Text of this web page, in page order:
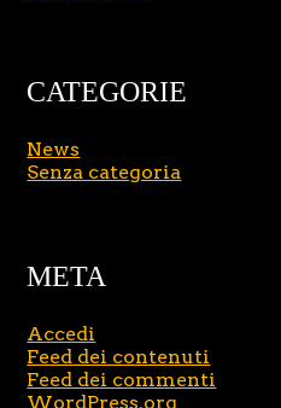
CATEGORIE
News
Senza categoria
META
Accedi
Feed dei contenuti
Feed dei commenti
WordPress.org